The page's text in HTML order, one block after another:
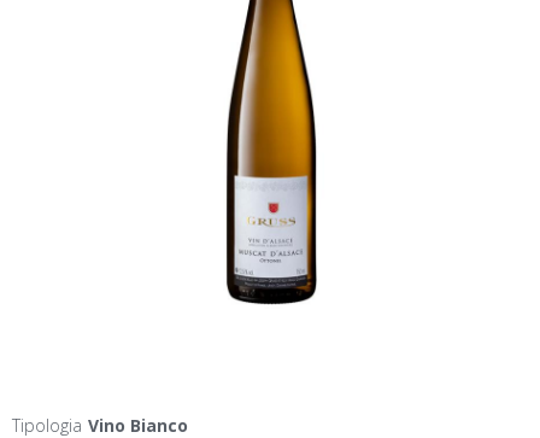
Tipologia Vino Bianco